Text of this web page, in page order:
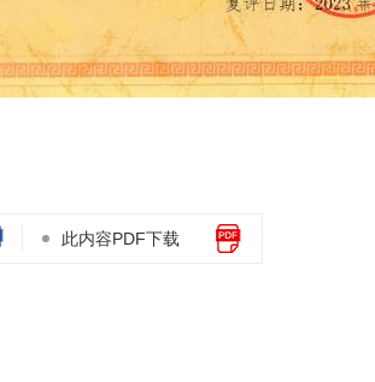
此内容PDF下载